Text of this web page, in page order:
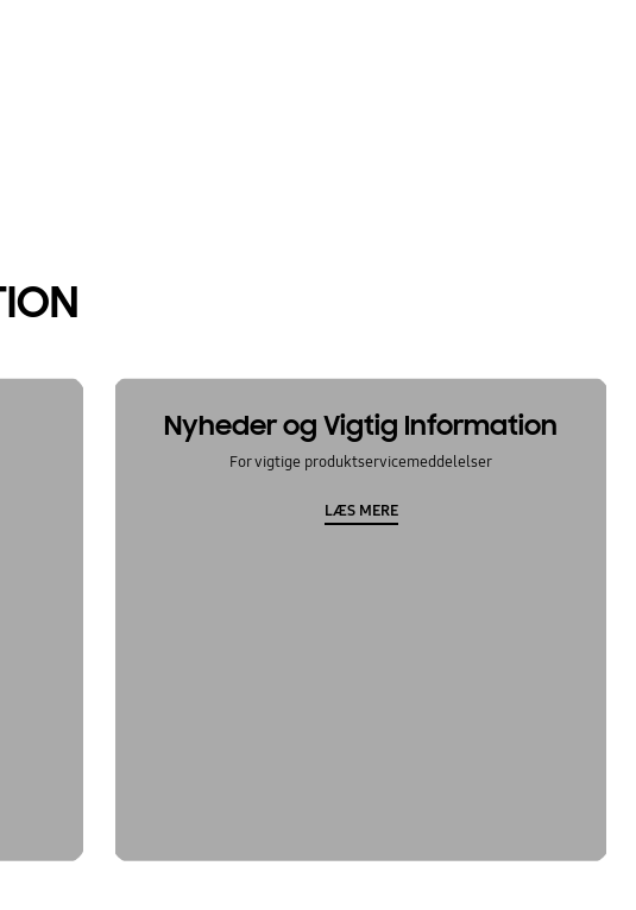
Nyheder og Vigtig Information
For vigtige produktservicemeddelelser
LÆS MERE